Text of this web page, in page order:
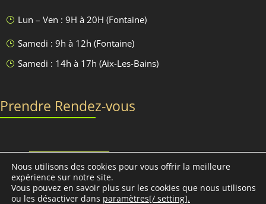
} Lun – Ven : 9H à 20H (Fontaine)
} Samedi : 9h à 12h (Fontaine)
} Samedi : 14h à 17h (Aix-Les-Bains)
Prendre Rendez-vous
Discutons-en
Nous utilisons des cookies pour vous offrir la meilleure
expérience sur notre site.
Vous pouvez en savoir plus sur les cookies que nous utilisons
ou les désactiver dans paramètres[/ setting].